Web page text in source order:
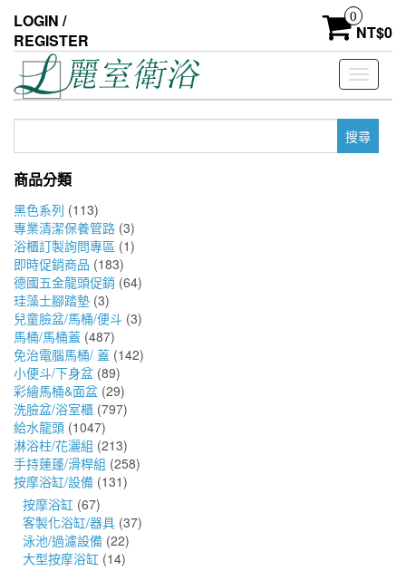
the
content
LOGIN /
REGISTER
0
NT$0
Toggle
鍵
商品分類
黑色系列 (113)
專業清潔保養管路 (3)
浴櫃訂製詢問專區 (1)
即時促銷商品 (183)
德國五金龍頭促銷 (64)
珪藻土腳踏墊 (3)
兒童臉盆/馬桶/便斗 (3)
馬桶/馬桶蓋 (487)
免治電腦馬桶/ 蓋 (142)
小便斗/下身盆 (89)
彩繪馬桶&面盆 (29)
洗臉盆/浴室櫃 (797)
給水龍頭 (1047)
淋浴柱/花灑組 (213)
手持蓮蓬/滑桿組 (258)
按摩浴缸/設備 (131)
按摩浴缸 (67)
客製化浴缸/器具 (37)
泳池/過濾設備 (22)
大型按摩浴缸 (14)